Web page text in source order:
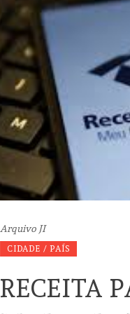
Arquivo JI
CIDADE / PAÍS
RECEITA